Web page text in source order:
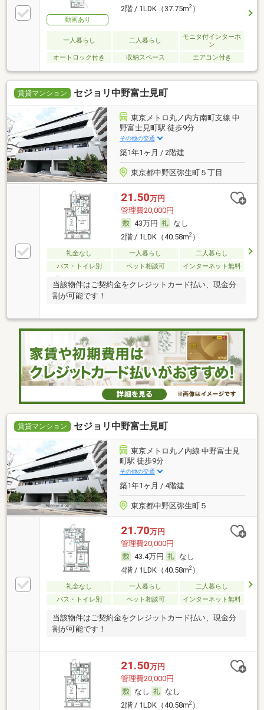
動画あり
2階 / 1LDK（37.75m2）
一人暮らし 二人暮らし
モニタ付インターホ
ン
オートロック付き
収納スペース エアコン付き
賃貸マンション セジョリ中野富士見町
東京メトロ丸ノ内方南町支線 中
野富士見町駅 徒歩9分
その他の交通
築1年1ヶ月 / 2階建
東京都中野区弥生町５丁目
21.50万円
管理費20,000円
43万円
なし
2階 / 1LDK（40.58m2）
礼金なし 一人暮らし
二人暮らし
バス・トイレ別
ペット相談可 インターネット無料
当該物件はご契約金をクレジットカード払い、現金分
割が可能です！
賃貸マンション セジョリ中野富士見町
東京メトロ丸ノ内線 中野富士見
町駅 徒歩9分
その他の交通
築1年1ヶ月 / 4階建
東京都中野区弥生町５
21.70万円
管理費20,000円
43.4万円
なし
4階 / 1LDK（40.58m2）
礼金なし 一人暮らし
二人暮らし
バス・トイレ別
ペット相談可 インターネット無料
当該物件はご契約金をクレジットカード払い、現金分
割が可能です！
21.50万円
管理費20,000円
なし
なし
2階 / 1LDK（40.58m2）